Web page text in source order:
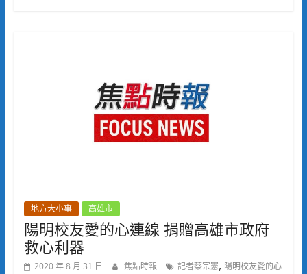
地方大小事 高雄市
陽明校友愛的心連線 捐贈高雄市政府
救心利器
2020 年 8 月 31 日 焦點時報 記者蔡宗憲, 陽明校友愛的心